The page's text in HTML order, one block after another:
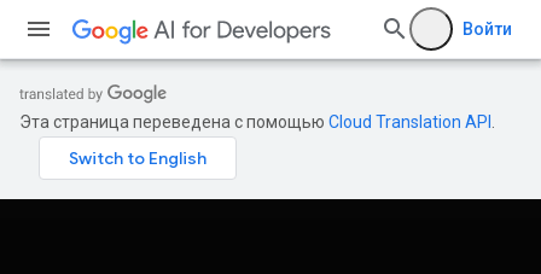
Войти
Эта страница переведена с помощью Cloud Translation API